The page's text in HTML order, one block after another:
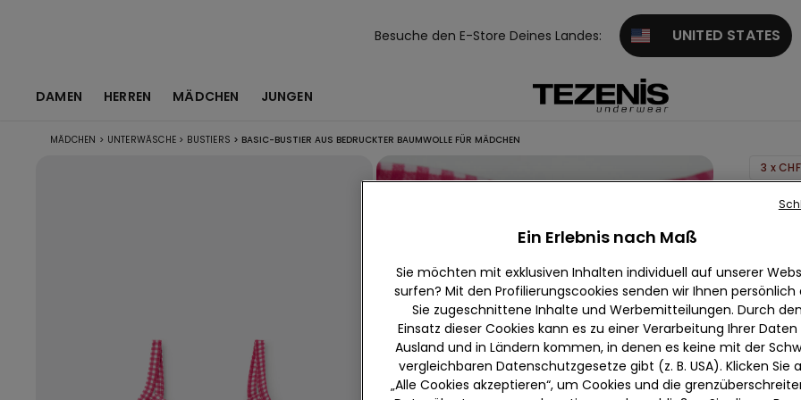
Besuche den E-Store Deines Landes: UNITED STATES
DAMEN HERREN MÄDCHEN JUNGEN
MÄDCHEN > UNTERWÄSCHE > BUSTIERS > BASIC-BUSTIER AUS BEDRUCKTER BAUMWOLLE FÜR MÄDCHEN
3 x
Basic-
für
null
Wir
Ein Erlebnis nach Maß
Sie möchten mit exklusiven Inhalten individuell auf unserer
surfen? Mit den Profilierungscookies senden wir Ihnen persönlich
Sie zugeschnittene Inhalte und Werbemitteilungen. Durch den
Einsatz dieser Cookies kann es zu einer Verarbeitung Ihrer Daten
Ausland und in Ländern kommen, in denen es keine mit der
vergleichbaren Datenschutzgesetze gibt (z. B. USA). Klicken Sie
„Alle Cookies akzeptieren“, um Cookies und die